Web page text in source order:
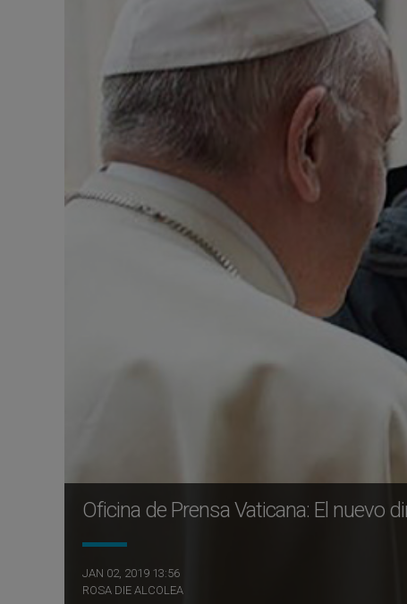
Oficina de Prensa Vaticana: El nuevo
JAN 02, 2019 13:56
ROSA DIE ALCOLEA